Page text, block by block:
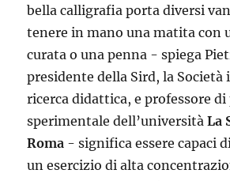
bella calligrafia porta diversi
tenere in mano una matita con
curata o una penna - spiega
presidente della Sird, la Società
ricerca didattica, e professore di
sperimentale dell’universitàLa
Roma - significa essere capaci
un esercizio di alta